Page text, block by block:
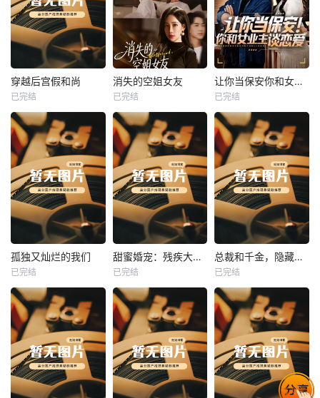
热播
未知
穿越后宫假和尚
已完结
热播
未知
消失的空姐女友
已完结
热播
未知
让你当保安你和女业主谈恋爱
已完结
热播
未知
孤独又灿烂的我们
已完结
热播
未知
甜蜜婚宠：残疾大佬夜夜撩
已完结
热播
未知
总裁和千金，隐藏身份闪婚了
已完结